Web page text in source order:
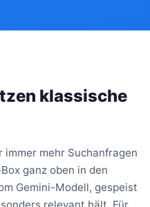
klassische
mehr Suchanfragen
ganz oben in den
Gemini-Modell, gespeist